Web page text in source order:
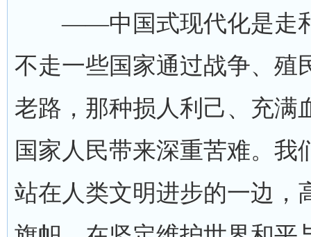
——中国式现代化是走和
不走一些国家通过战争、殖
老路，那种损人利己、充满
国家人民带来深重苦难。
站在人类文明进步的一边，